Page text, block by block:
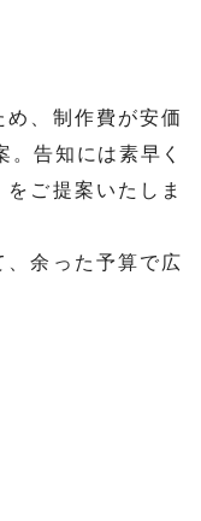
、制作費が安価
告知には素早く
ご提案いたしま
、余った予算で広